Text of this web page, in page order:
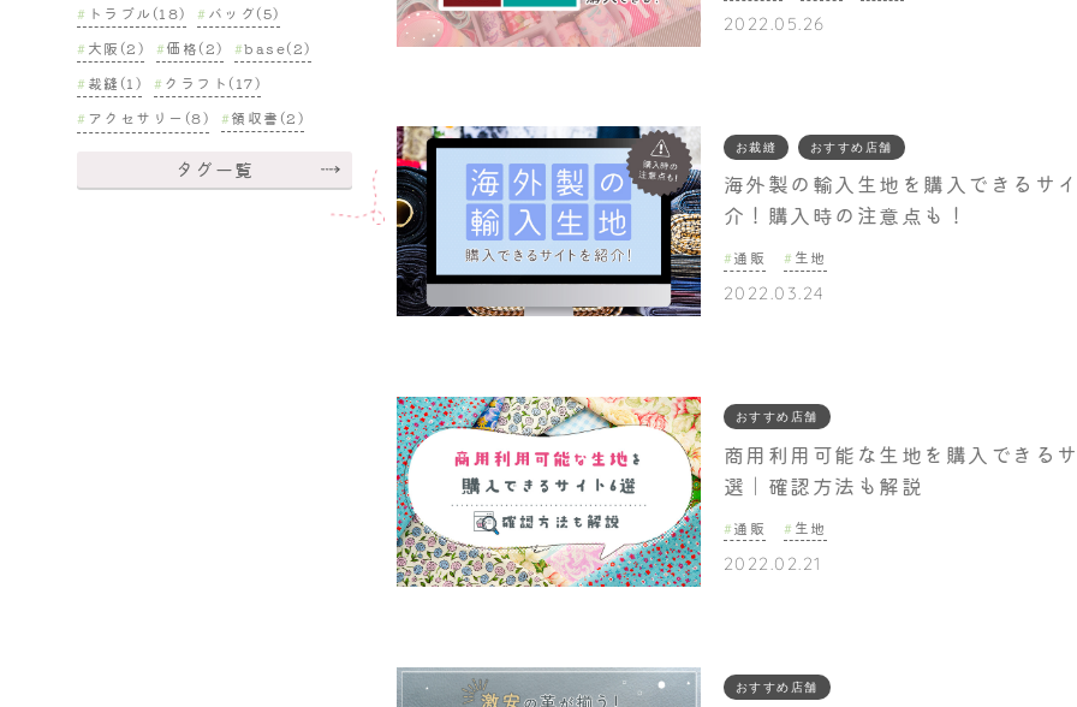
トラブル(18)
バッグ(5)
大阪(2)
価格(2)
base(2)
裁縫(1)
クラフト(17)
アクセサリー(8)
領収書(2)
タグ一覧
2022.05.26
お裁縫 おすすめ店舗
海外製の輸入生地を購入できるサ
介！購入時の注意点も！
通販 生地
2022.03.24
おすすめ店舗
商用利用可能な生地を購入できる
選｜確認方法も解説
通販 生地
2022.02.21
おすすめ店舗